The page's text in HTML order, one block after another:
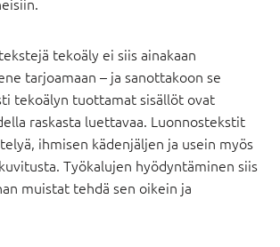
tekoäly ei siis ainakaan
tarjoamaan – ja sanottakoon se
tekoälyn tuottamat sisällöt ovat
raskasta luettavaa. Luonnostekstit
ihmisen kädenjäljen ja usein myös
Työkalujen hyödyntäminen siis
muistat tehdä sen oikein ja